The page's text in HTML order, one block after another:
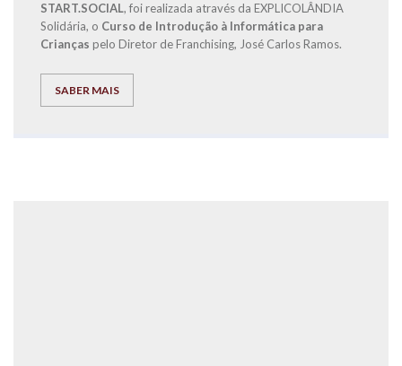
START.SOCIAL, foi realizada através da EXPLICOLÂNDIA
Solidária, o Curso de Introdução à Informática para
Crianças pelo Diretor de Franchising, José Carlos Ramos.
SABER MAIS